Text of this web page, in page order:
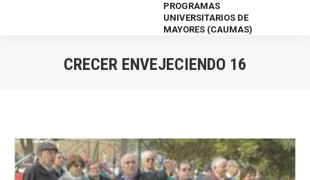
PROGRAMAS
UNIVERSITARIOS DE
MAYORES (CAUMAS)
CRECER ENVEJECIENDO 16